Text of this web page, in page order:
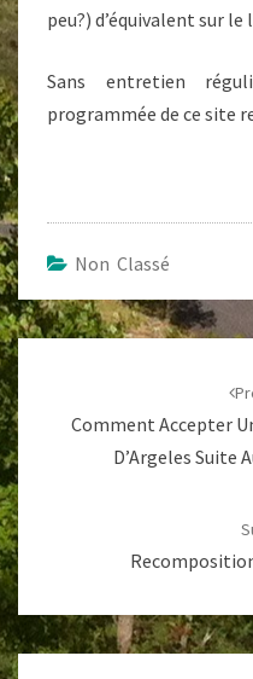
peu?) d’équivalent sur
Sans entretien
programmée de ce site
Non Classé
Navigation
d'article
Comment Accepter
D’Argeles Suite